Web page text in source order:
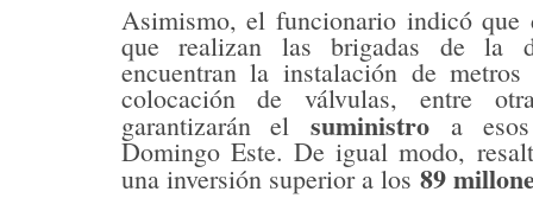
Asimismo, el funcionario indicó que
que realizan las brigadas de la
encuentran la instalación de
colocación de válvulas, entre
garantizarán elsuministro a
Domingo Este. De igual modo,
una inversión superior a los 89